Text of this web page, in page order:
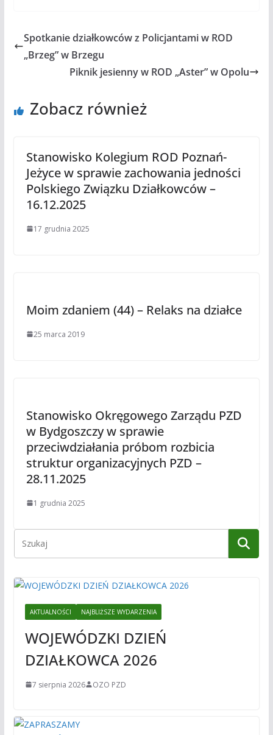
Spotkanie działkowców z Policjantami w ROD
„Brzeg” w Brzegu
Piknik jesienny w ROD „Aster” w Opolu
Zobacz również
Stanowisko Kolegium ROD Poznań-
Jeżyce w sprawie zachowania jedności
Polskiego Związku Działkowców –
16.12.2025
17 grudnia 2025
Moim zdaniem (44) – Relaks na działce
25 marca 2019
Stanowisko Okręgowego Zarządu PZD
w Bydgoszczy w sprawie
przeciwdziałania próbom rozbicia
struktur organizacyjnych PZD –
28.11.2025
1 grudnia 2025
AKTUALNOŚCI NAJBLIŻSZE WYDARZENIA
WOJEWÓDZKI DZIEŃ
DZIAŁKOWCA 2026
7 sierpnia 2026 OZO PZD